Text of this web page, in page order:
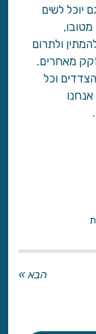
יוכל לשים
ולתרום
מאחרים.
וכל
הבא »